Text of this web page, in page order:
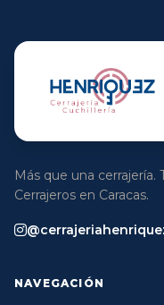
Más que una cerrajería.
Cerrajeros en Caracas.
NAVEGACIÓN